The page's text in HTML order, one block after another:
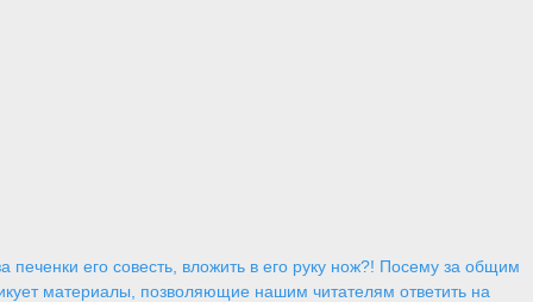
его совесть, вложить в его руку нож?! Посему за общим
материалы, позволяющие нашим читателям ответить на